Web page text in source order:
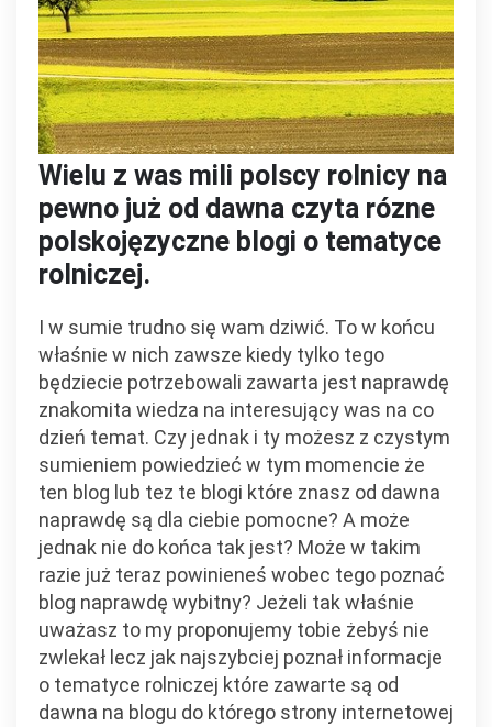
Wielu z was mili polscy rolnicy na
pewno już od dawna czyta rózne
polskojęzyczne blogi o tematyce
rolniczej.
I w sumie trudno się wam dziwić. To w końcu
właśnie w nich zawsze kiedy tylko tego
będziecie potrzebowali zawarta jest naprawdę
znakomita wiedza na interesujący was na co
dzień temat. Czy jednak i ty możesz z czystym
sumieniem powiedzieć w tym momencie że
ten blog lub tez te blogi które znasz od dawna
naprawdę są dla ciebie pomocne? A może
jednak nie do końca tak jest? Może w takim
razie już teraz powinieneś wobec tego poznać
blog naprawdę wybitny? Jeżeli tak właśnie
uważasz to my proponujemy tobie żebyś nie
zwlekał lecz jak najszybciej poznał informacje
o tematyce rolniczej które zawarte są od
dawna na blogu do którego strony internetowej